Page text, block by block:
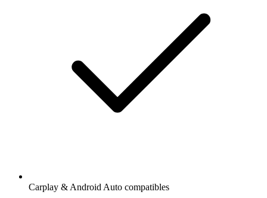
Carplay & Android Auto compatibles